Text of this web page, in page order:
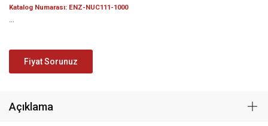
Katalog Numarası: ENZ-NUC111-1000
Fiyat Sorunuz
Açıklama